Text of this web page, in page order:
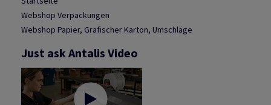
Webshop Verpackungen
Webshop Papier, Grafischer Karton, Umschläge
Just ask Antalis Video